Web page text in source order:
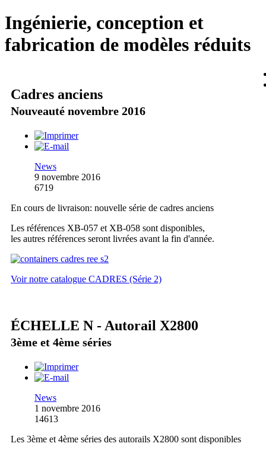
Ingénierie, conception et
fabrication de modèles réduits
Cadres anciens
Nouveauté novembre 2016
News
9 novembre 2016
6719
En cours de livraison: nouvelle série de cadres anciens
Les références XB-057 et XB-058 sont disponibles,
les autres références seront livrées avant la fin d'année.
Voir notre catalogue CADRES (Série 2)
ÉCHELLE N - Autorail X2800
3ème et 4ème séries
News
1 novembre 2016
14613
Les 3ème et 4ème séries des autorails X2800 sont disponibles